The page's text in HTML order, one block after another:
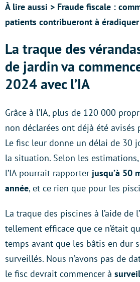
À lire aussi > Fraude fiscale :
patients contribueront à
La traque des
de jardin va
2024 avec l’IA
Grâce à l’IA, plus de 120 000
non déclarées ont déjà été avisés
Le fisc leur donne un délai de 30
la situation. Selon les
l’IA pourrait rapporter jusqu’à 50
année, et ce rien que pour les
La traque des piscines à l’aide de
tellement efficace que ce n’était
temps avant que les bâtis en dur
surveillés. Nous n’avons pas de
le fisc devrait commencer à